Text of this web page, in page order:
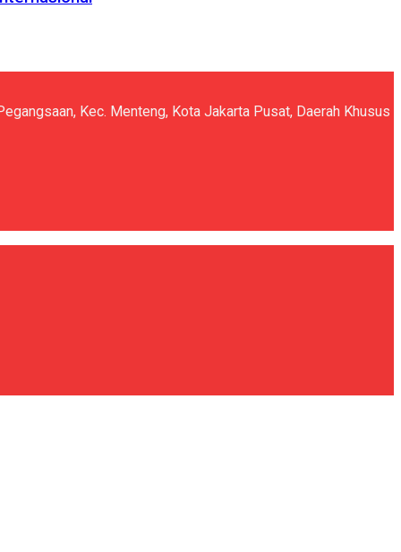
Kec. Menteng, Kota Jakarta Pusat, Daerah Khusus